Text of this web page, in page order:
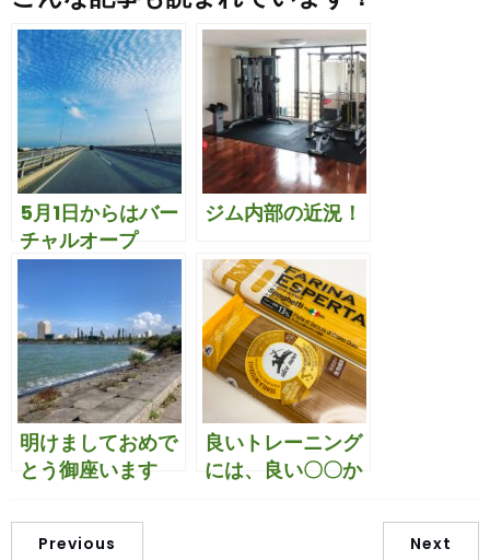
5月1日からはバー
チャルオープ
ン！！
ジム内部の近況！
明けましておめで
とう御座います
良いトレーニング
には、良い〇〇か
Previous Next